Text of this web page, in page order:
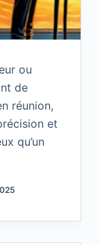
ou
de
réunion,
et
qu’un